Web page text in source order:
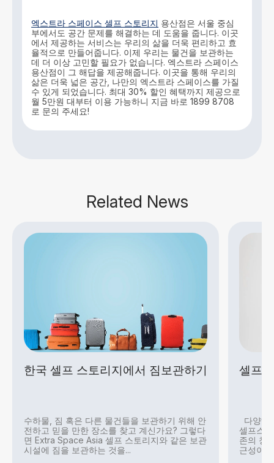
엑스트라 스페이스 셀프 스토리지 용산점은 서울 중심
부에서도 공간 문제를 해결하는 데 도움을 줍니다. 이곳
에서 제공하는 서비스는 우리의 삶을 더욱 편리하고 효
율적으로 만들어줍니다. 이제 우리는 물건을 보관하는
데 더 이상 고민할 필요가 없습니다. 엑스트라 스페이스
용산점이 그 해답을 제공해줍니다. 이곳을 통해 우리의
삶은 더욱 넓은 공간, 나만의 엑스트라 스페이스를 가질
수 있게 되었습니다. 최대 30% 할인 혜택까지 제공으로
월 5만원 대부터 이용 가능하니 지금 바로 1899 8708
로 문의 주세요!
Related News
한국 셀프 스토리지에서 짐보관하기
수하물, 짐 혹은 다른 물건들을 보관하기 위해 안
전하고 믿을 만한 장소를 찾고 계신가요? 그렇다
면 Extra Space Asia 셀프 스토리지와 같은 보관
시설에 짐을 보관하는 것을...
셀프
다양해
셀프스
존의 창
근성이